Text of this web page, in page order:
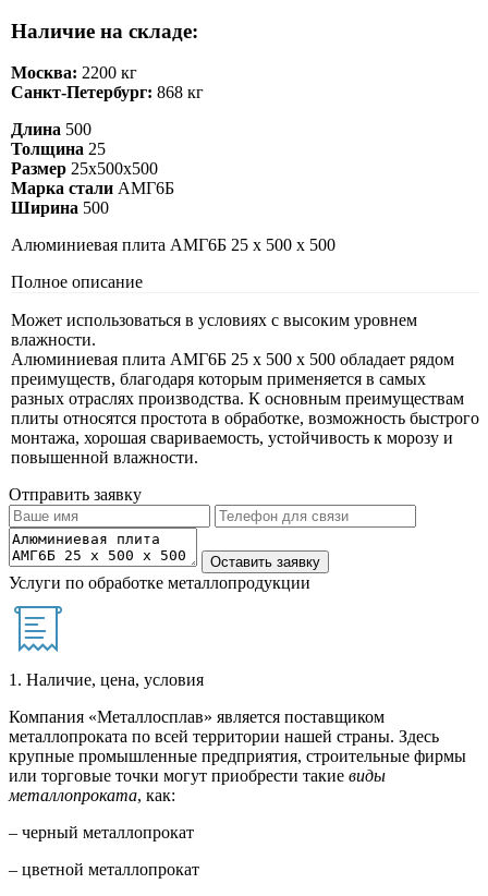
Наличие на складе:
Москва: 2200 кг
Санкт-Петербург: 868 кг
Длина 500
Толщина 25
Размер 25х500х500
Марка стали АМГ6Б
Ширина 500
Алюминиевая плита АМГ6Б 25 х 500 х 500
Полное описание
Может использоваться в условиях с высоким уровнем
влажности.
Алюминиевая плита АМГ6Б 25 х 500 х 500 обладает рядом
преимуществ, благодаря которым применяется в самых
разных отраслях производства. К основным преимуществам
плиты относятся простота в обработке, возможность быстрого
монтажа, хорошая свариваемость, устойчивость к морозу и
повышенной влажности.
Отправить заявку
Услуги по обработке металлопродукции
1. Наличие, цена, условия
Компания «Металлосплав» является поставщиком
металлопроката по всей территории нашей страны. Здесь
крупные промышленные предприятия, строительные фирмы
или торговые точки могут приобрести такие виды
металлопроката, как:
– черный металлопрокат
– цветной металлопрокат